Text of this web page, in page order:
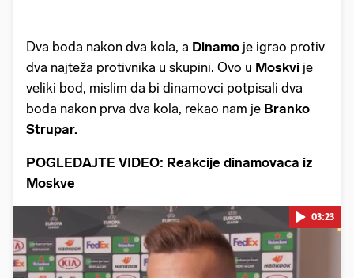
Dva boda nakon dva kola, a Dinamo je igrao protiv
dva najteža protivnika u skupini. Ovo u Moskvi je
veliki bod, mislim da bi dinamovci potpisali dva
boda nakon prva dva kola, rekao nam je Branko
Strupar.
POGLEDAJTE VIDEO: Reakcije dinamovaca iz
Moskve
03:23